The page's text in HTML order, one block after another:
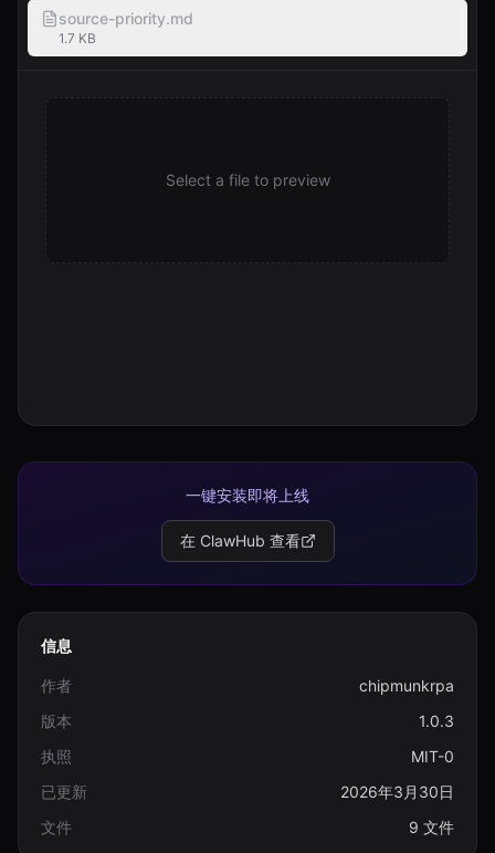
source-priority.md
1.7 KB
Select a file to preview
一键安装即将上线
在 ClawHub 查看
信息
作者
chipmunkrpa
版本
1.0.3
执照
MIT-0
已更新
2026年3月30日
文件
9 文件